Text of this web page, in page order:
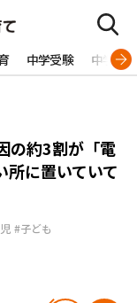
中学受験 中学生
の約3割が「電
に置いていて
#子ども